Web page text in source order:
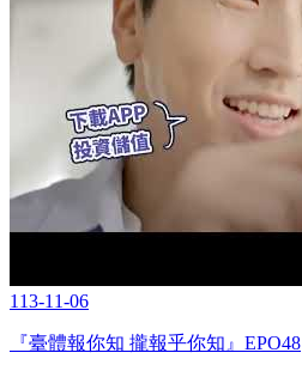
113-11-06
『臺體報你知 攏報乎你知』EPO48